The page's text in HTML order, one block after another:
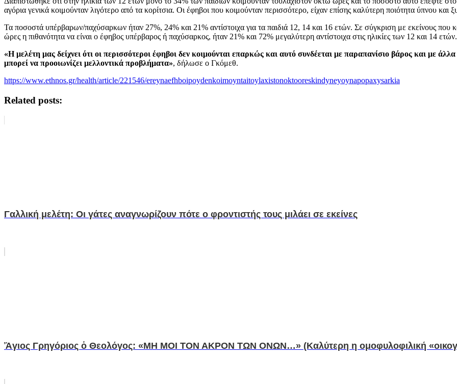
αγόρια γενικά κοιμούνταν λιγότερο από τα κορίτσια. Οι έφηβοι που κοιμούνταν περισσότερο, είχαν επίσης καλύτερη ποιότητα ύπνου
Τα ποσοστά υπέρβαρων/παχύσαρκων ήταν 27%, 24% και 21% αντίστοιχα για τα παιδιά 12, 14 και 16 ετών. Σε σύγκριση με εκείνους που
ώρες η πιθανότητα να είναι ο έφηβος υπέρβαρος ή παχύσαρκος, ήταν 21% και 72% μεγαλύτερη αντίστοιχα στις ηλικίες των 12 και 14 ετών.
«Η μελέτη μας δείχνει ότι οι περισσότεροι έφηβοι δεν κοιμούνται επαρκώς και αυτό συνδέεται με παραπανίσιο βάρος και με
μπορεί να προοιωνίζει μελλοντικά προβλήματα», δήλωσε ο Γκόμεθ.
https://www.ethnos.gr/health/article/221546/ereynaefhboipoydenkoimoyntaitoylaxistonoktooreskindyneyoynapopaxysarkia
Related posts:
Γαλλική μελέτη: Οι γάτες αναγνωρίζουν πότε ο φροντιστής τους μιλάει σε εκείνες
Ἅγιος Γρηγόριος ὁ Θεολόγος: «ΜΗ ΜΟΙ ΤΟΝ ΑΚΡΟΝ ΤΩΝ ΟΝΩΝ…» (Καλύτερη η ομοφυλοφιλική